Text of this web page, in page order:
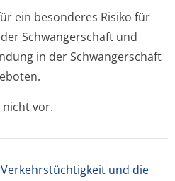
ein besonderes Risiko für
Schwangerschaft und
in der Schwangerschaft
vor.
und die